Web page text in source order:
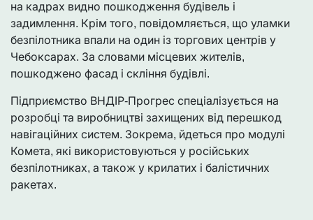
на кадрах видно пошкодження будівель і
задимлення. Крім того, повідомляється, що уламки
безпілотника впали на один із торгових центрів у
Чебоксарах. За словами місцевих жителів,
пошкоджено фасад і скління будівлі.
Підприємство ВНДІР-Прогрес спеціалізується на
розробці та виробництві захищених від перешкод
навігаційних систем. Зокрема, йдеться про модулі
Комета, які використовуються у російських
безпілотниках, а також у крилатих і балістичних
ракетах.